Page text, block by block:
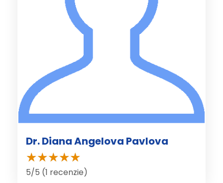
Dr. Diana Angelova Pavlova
5/5 (1 recenzie)